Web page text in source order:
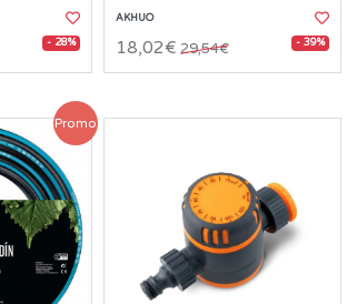
- 28%
AKHUO
18,02€ 29,54€ - 39%
Promo